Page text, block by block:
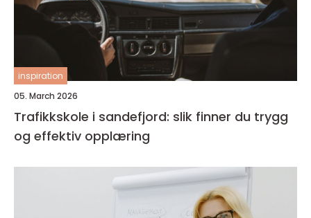
inspiration
05. March 2026
Trafikkskole i sandefjord: slik finner du trygg
og effektiv opplæring